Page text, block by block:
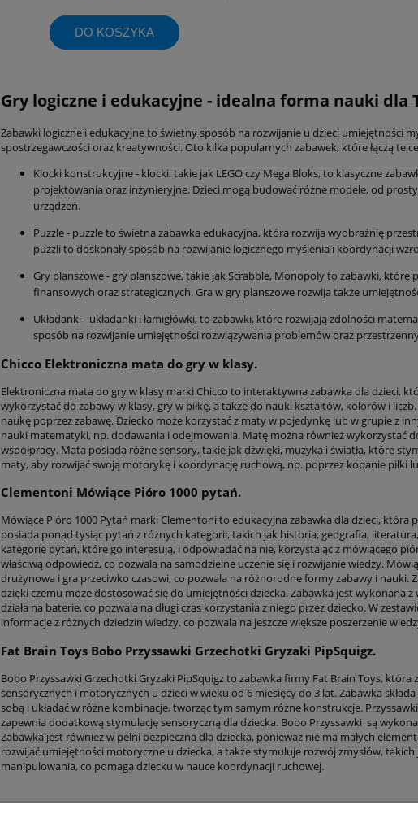
DO KOSZYKA
Gry logiczne i edukacyjne - idealna forma nauki dla
Zabawki logiczne i edukacyjne to świetny sposób na rozwijanie u dzieci umiejętności
spostrzegawczości oraz kreatywności. Oto kilka popularnych zabawek, które łączą te
Klocki konstrukcyjne - klocki, takie jak LEGO czy Mega Bloks, to klasyczne
projektowania oraz inżynieryjne. Dzieci mogą budować różne modele, od
urządzeń.
Puzzle - puzzle to świetna zabawka edukacyjna, która rozwija wyobraźnię
puzzli to doskonały sposób na rozwijanie logicznego myślenia i koordynacji
Gry planszowe - gry planszowe, takie jak Scrabble, Monopoly to zabawki,
finansowych oraz strategicznych. Gra w gry planszowe rozwija także
Układanki - układanki i łamigłówki, to zabawki, które rozwijają zdolności
sposób na rozwijanie umiejętności rozwiązywania problemów oraz
Chicco Elektroniczna mata do gry w klasy.
Elektroniczna mata do gry w klasy marki Chicco to interaktywna zabawka dla dzieci,
wykorzystać do zabawy w klasy, gry w piłkę, a także do nauki kształtów, kolorów i
naukę poprzez zabawę. Dziecko może korzystać z maty w pojedynkę lub w grupie z
nauki matematyki, np. dodawania i odejmowania. Matę można również wykorzystać
współpracy. Mata posiada różne sensory, takie jak dźwięki, muzyka i światła, które
maty, aby rozwijać swoją motorykę i koordynację ruchową, np. poprzez kopanie piłki
Clementoni Mówiące Pióro 1000 pytań.
Mówiące Pióro 1000 Pytań marki Clementoni to edukacyjna zabawka dla dzieci, która
posiada ponad tysiąc pytań z różnych kategorii, takich jak historia, geografia,
kategorie pytań, które go interesują, i odpowiadać na nie, korzystając z mówiącego
właściwą odpowiedź, co pozwala na samodzielne uczenie się i rozwijanie wiedzy.
drużynowa i gra przeciwko czasowi, co pozwala na różnorodne formy zabawy i
dzięki czemu może dostosować się do umiejętności dziecka. Zabawka jest wykonana
działa na baterie, co pozwala na długi czas korzystania z niego przez dziecko. W
informacje z różnych dziedzin wiedzy, co pozwala na jeszcze większe poszerzenie
Fat Brain Toys Bobo Przyssawki Grzechotki Gryzaki PipSquigz.
Bobo Przyssawki Grzechotki Gryzaki PipSquigz to zabawka firmy Fat Brain Toys,
sensorycznych i motorycznych u dzieci w wieku od 6 miesięcy do 3 lat. Zabawka
sobą i układać w różne kombinacje, tworząc tym samym różne konstrukcje.
zapewnia dodatkową stymulację sensoryczną dla dziecka. Bobo Przyssawki są
Zabawka jest również w pełni bezpieczna dla dziecka, ponieważ nie ma małych
rozwijać umiejętności motoryczne u dziecka, a także stymuluje rozwój zmysłów, takich
manipulowania, co pomaga dziecku w nauce koordynacji ruchowej.